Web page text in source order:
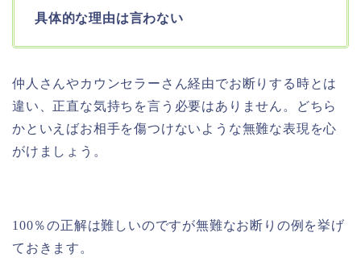
具体的な理由は言わない
仲人さんやカウンセラーさん経由でお断りする時とは
違い、正直な気持ちを言う必要はありません。どちら
かといえばお相手を傷つけないような無難な表現を心
がけましょう。
100％の正解は難しいのですが無難なお断りの例を挙げ
ておきます。